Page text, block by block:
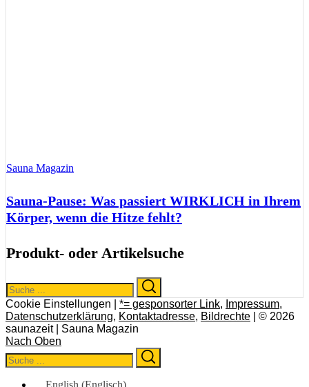
Sauna Magazin
Sauna-Pause: Was passiert WIRKLICH in Ihrem
Körper, wenn die Hitze fehlt?
Produkt- oder Artikelsuche
Search
for:
Cookie Einstellungen | *= gesponsorter Link, Impressum,
Datenschutzerklärung, Kontaktadresse, Bildrechte | © 2026
saunazeit | Sauna Magazin
Nach Oben
Search
for:
English (Englisch)